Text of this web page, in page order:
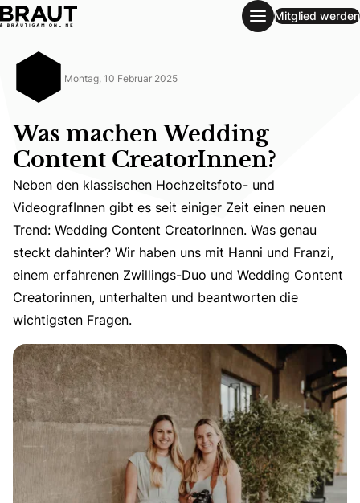
Was machen Wedding Content CreatorInnen?
Mitglied werden
Montag, 10 Februar 2025
Was machen Wedding
Content CreatorInnen?
Neben den klassischen Hochzeitsfoto- und
Neben den klassischen Hochzeitsfoto- und
VideografInnen gibt es seit einiger Zeit einen neuen
Trend: Wedding Content CreatorInnen. Was genau
steckt dahinter? Wir haben uns mit Hanni und Franzi,
einem erfahrenen Zwillings-Duo und Wedding Content
Creatorinnen, unterhalten und beantworten die
wichtigsten Fragen.